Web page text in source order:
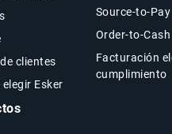
clientes
elegir Esker
Source-to-
Order-to-Cash
Facturación
cumplimiento